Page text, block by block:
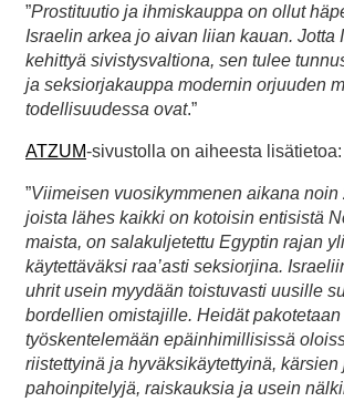
”Prostituutio ja ihmiskauppa on ollut
Israelin arkea jo aivan liian kauan. Jotta
kehittyä sivistysvaltiona, sen tulee
ja seksiorjakauppa modernin orjuuden
todellisuudessa ovat.”
ATZUM-sivustolla on aiheesta lisätietoa:
”Viimeisen vuosikymmenen aikana noin
joista lähes kaikki on kotoisin entisistä
maista, on salakuljetettu Egyptin rajan
käytettäväksi raa’asti seksiorjina.
uhrit usein myydään toistuvasti uusille
bordellien omistajille. Heidät pakotetaan
työskentelemään epäinhimillisissä
riistettyinä ja hyväksikäytettyinä, kärsien
pahoinpitelyjä, raiskauksia ja usein